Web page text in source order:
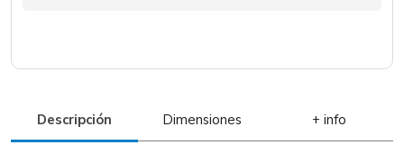
Descripción Dimensiones + info